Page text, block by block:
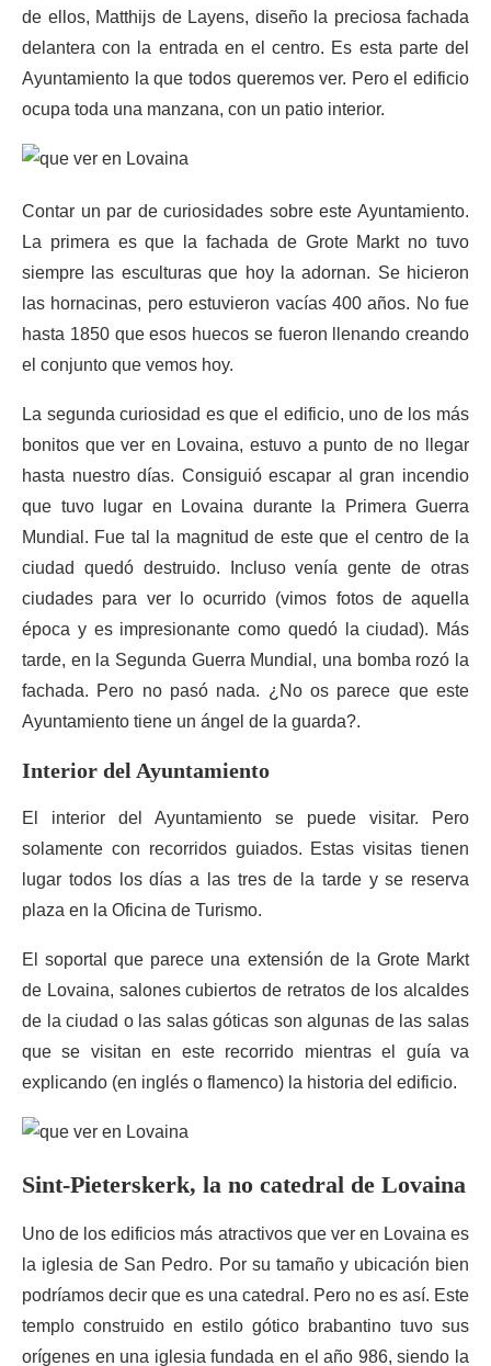
de ellos, Matthijs de Layens, diseño la preciosa fachada
delantera con la entrada en el centro. Es esta parte del
Ayuntamiento la que todos queremos ver. Pero el edificio
ocupa toda una manzana, con un patio interior.
Contar un par de curiosidades sobre este Ayuntamiento.
La primera es que la fachada de Grote Markt no tuvo
siempre las esculturas que hoy la adornan. Se hicieron
las hornacinas, pero estuvieron vacías 400 años. No fue
hasta 1850 que esos huecos se fueron llenando creando
el conjunto que vemos hoy.
La segunda curiosidad es que el edificio, uno de los más
bonitos que ver en Lovaina, estuvo a punto de no llegar
hasta nuestro días. Consiguió escapar al gran incendio
que tuvo lugar en Lovaina durante la Primera Guerra
Mundial. Fue tal la magnitud de este que el centro de la
ciudad quedó destruido. Incluso venía gente de otras
ciudades para ver lo ocurrido (vimos fotos de aquella
época y es impresionante como quedó la ciudad). Más
tarde, en la Segunda Guerra Mundial, una bomba rozó la
fachada. Pero no pasó nada. ¿No os parece que este
Ayuntamiento tiene un ángel de la guarda?.
Interior del Ayuntamiento
El interior del Ayuntamiento se puede visitar. Pero
solamente con recorridos guiados. Estas visitas tienen
lugar todos los días a las tres de la tarde y se reserva
plaza en la Oficina de Turismo.
El soportal que parece una extensión de la Grote Markt
de Lovaina, salones cubiertos de retratos de los alcaldes
de la ciudad o las salas góticas son algunas de las salas
que se visitan en este recorrido mientras el guía va
explicando (en inglés o flamenco) la historia del edificio.
Sint-Pieterskerk, la no catedral de Lovaina
Uno de los edificios más atractivos que ver en Lovaina es
la iglesia de San Pedro. Por su tamaño y ubicación bien
podríamos decir que es una catedral. Pero no es así. Este
templo construido en estilo gótico brabantino tuvo sus
orígenes en una iglesia fundada en el año 986, siendo la